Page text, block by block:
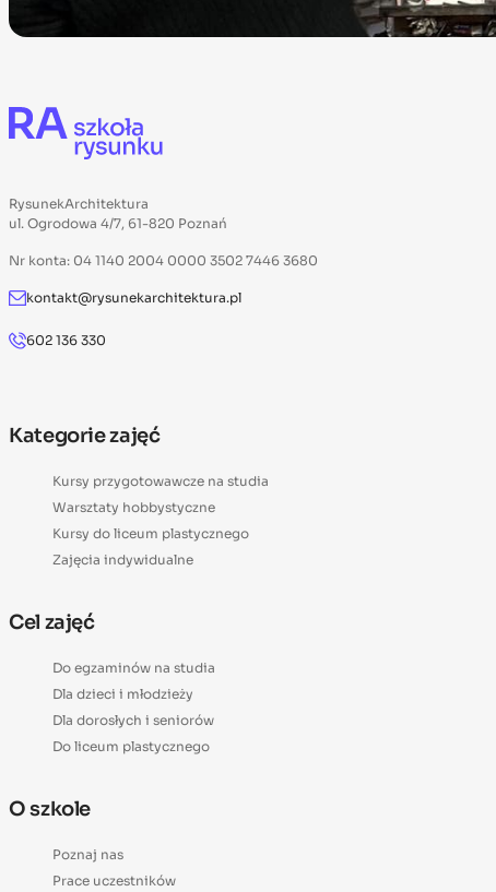
RysunekArchitektura
ul. Ogrodowa 4/7, 61-820 Poznań
Nr konta: 04 1140 2004 0000 3502 7446 3680
kontakt@rysunekarchitektura.pl
602 136 330
Kategorie zajęć
Kursy przygotowawcze na studia
Warsztaty hobbystyczne
Kursy do liceum plastycznego
Zajęcia indywidualne
Cel zajęć
Do egzaminów na studia
Dla dzieci i młodzieży
Dla dorosłych i seniorów
Do liceum plastycznego
O szkole
Poznaj nas
Prace uczestników